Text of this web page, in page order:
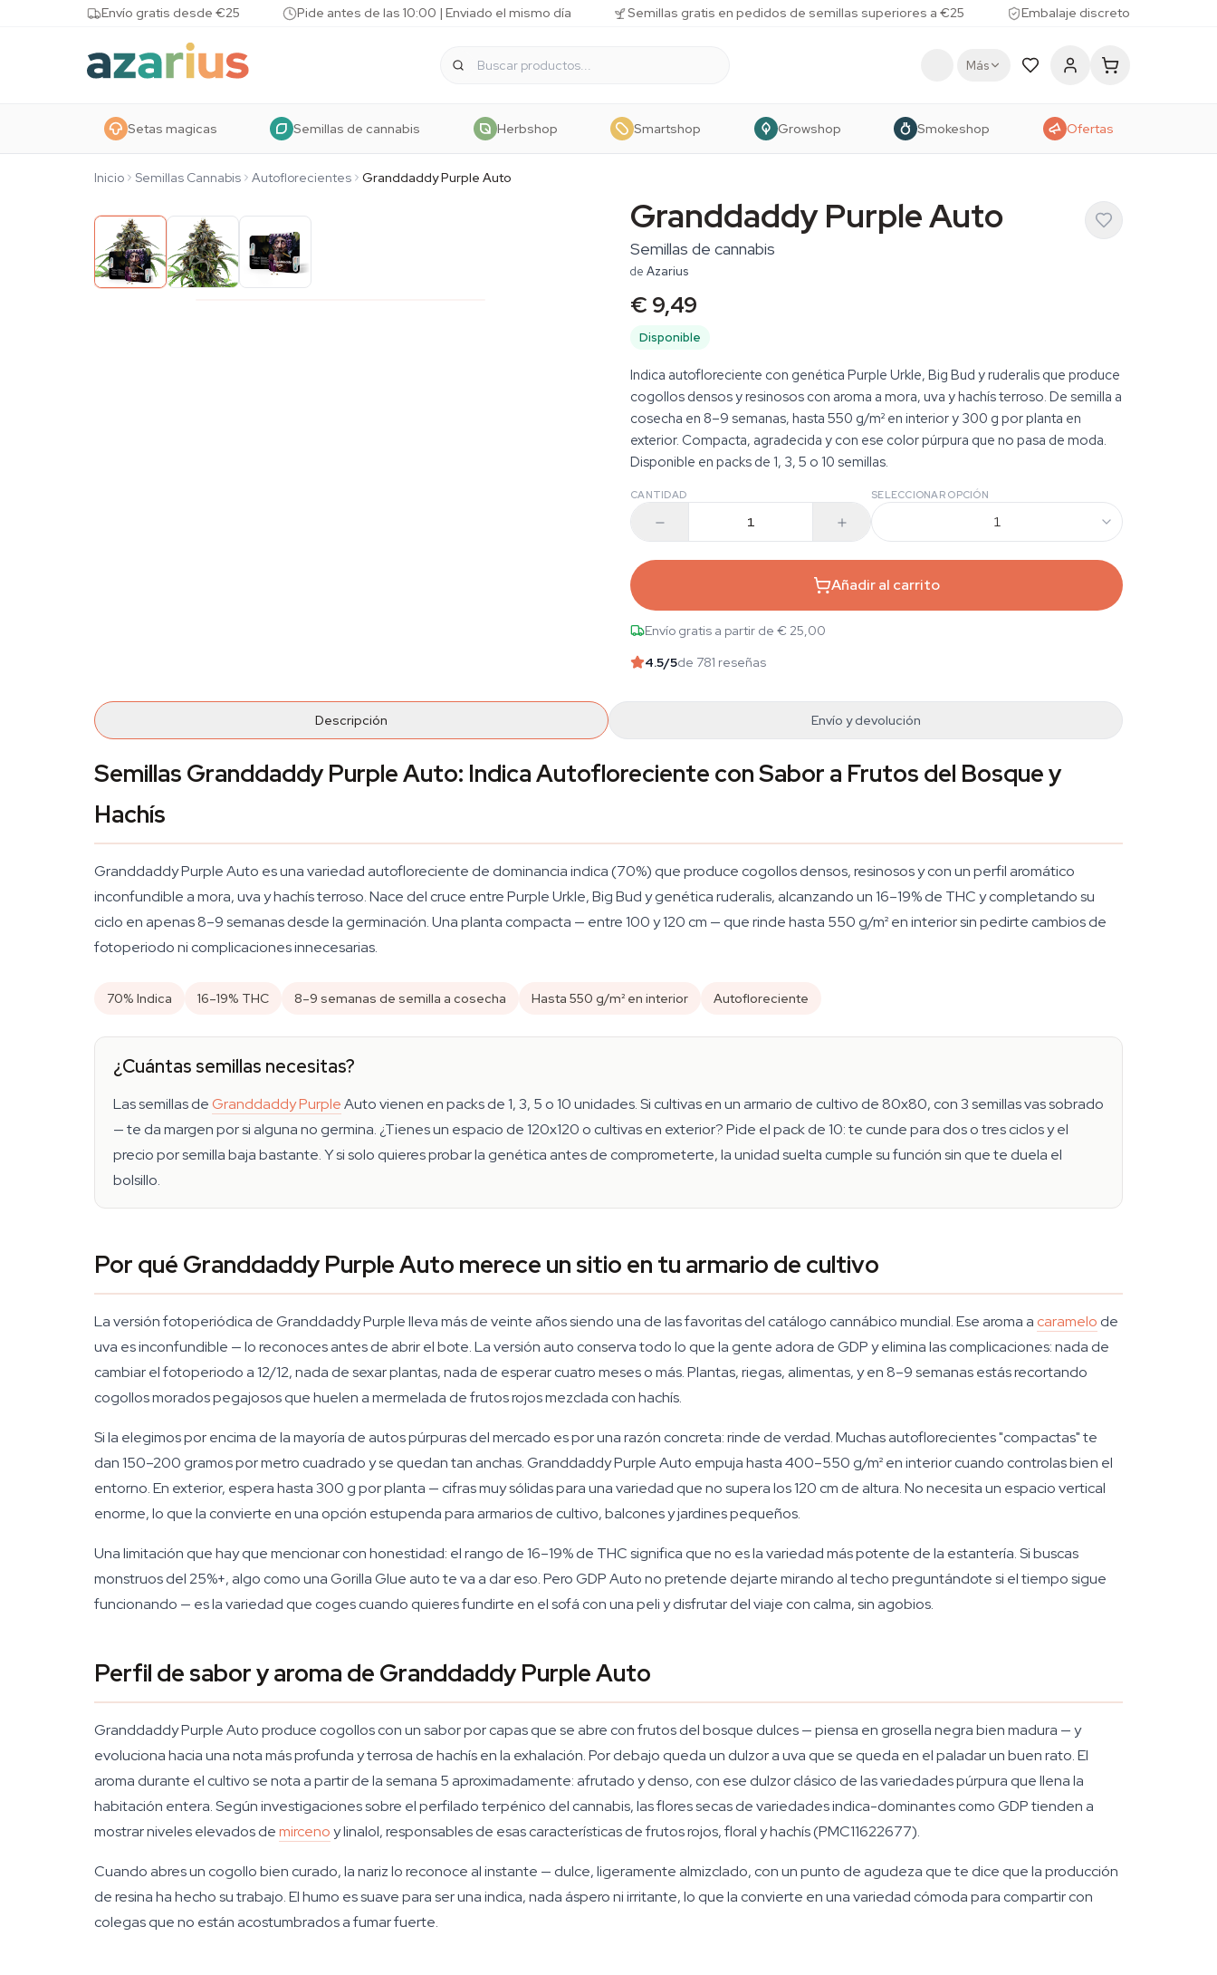
Skip to contentEnvío gratis desde €25 Pide antes de las 10:00 | Enviado el mismo día Semillas gratis en pedidos de semillas superiores a €25 Embalaje discreto
Más
Setas magicas Semillas de cannabis Herbshop Smartshop Growshop Smokeshop Ofertas
Inicio Semillas Cannabis Autoflorecientes Granddaddy Purple Auto
Granddaddy Purple Auto
Semillas de cannabis
de Azarius
€ 9,49
Disponible
Indica autofloreciente con genética Purple Urkle, Big Bud y ruderalis que produce
cogollos densos y resinosos con aroma a mora, uva y hachís terroso. De semilla a
cosecha en 8–9 semanas, hasta 550 g/m² en interior y 300 g por planta en
exterior. Compacta, agradecida y con ese color púrpura que no pasa de moda.
Disponible en packs de 1, 3, 5 o 10 semillas.
CANTIDAD SELECCIONAR OPCIÓN
1
Añadir al carrito
Envío gratis a partir de € 25,00
4.5/5de 781 reseñas
Descripción Envío y devolución
Semillas Granddaddy Purple Auto: Indica Autofloreciente con Sabor a Frutos del Bosque y
Hachís
Granddaddy Purple Auto es una variedad autofloreciente de dominancia indica (70%) que produce cogollos densos, resinosos y con un perfil aromático
inconfundible a mora, uva y hachís terroso. Nace del cruce entre Purple Urkle, Big Bud y genética ruderalis, alcanzando un 16–19% de THC y completando su
ciclo en apenas 8–9 semanas desde la germinación. Una planta compacta — entre 100 y 120 cm — que rinde hasta 550 g/m² en interior sin pedirte cambios de
fotoperiodo ni complicaciones innecesarias.
70% Indica 16–19% THC 8–9 semanas de semilla a cosecha Hasta 550 g/m² en interior Autofloreciente
¿Cuántas semillas necesitas?
Las semillas deGranddaddy PurpleAuto vienen en packs de 1, 3, 5 o 10 unidades. Si cultivas en un armario de cultivo de 80x80, con 3 semillas vas sobrado
— te da margen por si alguna no germina. ¿Tienes un espacio de 120x120 o cultivas en exterior? Pide el pack de 10: te cunde para dos o tres ciclos y el
precio por semilla baja bastante. Y si solo quieres probar la genética antes de comprometerte, la unidad suelta cumple su función sin que te duela el
bolsillo.
Por qué Granddaddy Purple Auto merece un sitio en tu armario de cultivo
La versión fotoperiódica de Granddaddy Purple lleva más de veinte años siendo una de las favoritas del catálogo cannábico mundial. Ese aroma a caramelo de
uva es inconfundible — lo reconoces antes de abrir el bote. La versión auto conserva todo lo que la gente adora de GDP y elimina las complicaciones: nada de
cambiar el fotoperiodo a 12/12, nada de sexar plantas, nada de esperar cuatro meses o más. Plantas, riegas, alimentas, y en 8–9 semanas estás recortando
cogollos morados pegajosos que huelen a mermelada de frutos rojos mezclada con hachís.
Si la elegimos por encima de la mayoría de autos púrpuras del mercado es por una razón concreta: rinde de verdad. Muchas autoflorecientes "compactas" te
dan 150–200 gramos por metro cuadrado y se quedan tan anchas. Granddaddy Purple Auto empuja hasta 400–550 g/m² en interior cuando controlas bien el
entorno. En exterior, espera hasta 300 g por planta — cifras muy sólidas para una variedad que no supera los 120 cm de altura. No necesita un espacio vertical
enorme, lo que la convierte en una opción estupenda para armarios de cultivo, balcones y jardines pequeños.
Una limitación que hay que mencionar con honestidad: el rango de 16–19% de THC significa que no es la variedad más potente de la estantería. Si buscas
monstruos del 25%+, algo como una Gorilla Glue auto te va a dar eso. Pero GDP Auto no pretende dejarte mirando al techo preguntándote si el tiempo sigue
funcionando — es la variedad que coges cuando quieres fundirte en el sofá con una peli y disfrutar del viaje con calma, sin agobios.
Perfil de sabor y aroma de Granddaddy Purple Auto
Granddaddy Purple Auto produce cogollos con un sabor por capas que se abre con frutos del bosque dulces — piensa en grosella negra bien madura — y
evoluciona hacia una nota más profunda y terrosa de hachís en la exhalación. Por debajo queda un dulzor a uva que se queda en el paladar un buen rato. El
aroma durante el cultivo se nota a partir de la semana 5 aproximadamente: afrutado y denso, con ese dulzor clásico de las variedades púrpura que llena la
habitación entera. Según investigaciones sobre el perfilado terpénico del cannabis, las flores secas de variedades indica-dominantes como GDP tienden a
mostrar niveles elevados demircenoy linalol, responsables de esas características de frutos rojos, floral y hachís (PMC11622677).
Cuando abres un cogollo bien curado, la nariz lo reconoce al instante — dulce, ligeramente almizclado, con un punto de agudeza que te dice que la producción
de resina ha hecho su trabajo. El humo es suave para ser una indica, nada áspero ni irritante, lo que la convierte en una variedad cómoda para compartir con
colegas que no están acostumbrados a fumar fuerte.